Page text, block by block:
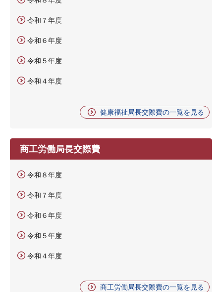
令和７年度
令和６年度
令和５年度
令和４年度
健康福祉局長交際費の一覧を見る
商工労働局長交際費
令和８年度
令和７年度
令和６年度
令和５年度
令和４年度
商工労働局長交際費の一覧を見る